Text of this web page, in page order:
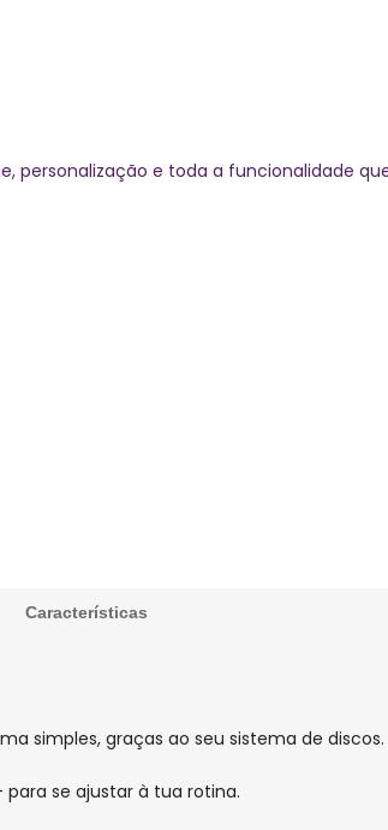
personalização e toda a funcionalidade
Características
simples, graças ao seu sistema de discos.
se ajustar à tua rotina.